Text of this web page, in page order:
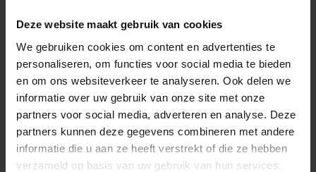
Deze website maakt gebruik van cookies
We gebruiken cookies om content en advertenties te
personaliseren, om functies voor social media te bieden
en om ons websiteverkeer te analyseren. Ook delen we
informatie over uw gebruik van onze site met onze
partners voor social media, adverteren en analyse. Deze
partners kunnen deze gegevens combineren met andere
informatie die u aan ze heeft verstrekt of die ze hebben
verzameld op basis van uw gebruik van hun services.
Stuk
Bestel nu!